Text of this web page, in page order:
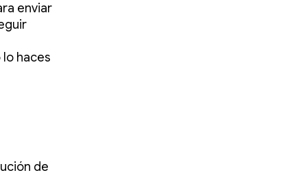
enviar
haces
de